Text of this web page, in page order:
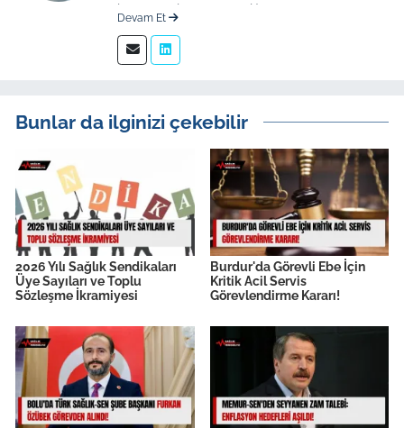
konusunda uzman editör.
Devam Et
Bunlar da ilginizi çekebilir
2026 Yılı Sağlık Sendikaları
Üye Sayıları ve Toplu
Sözleşme İkramiyesi
Burdur'da Görevli Ebe İçin
Kritik Acil Servis
Görevlendirme Kararı!